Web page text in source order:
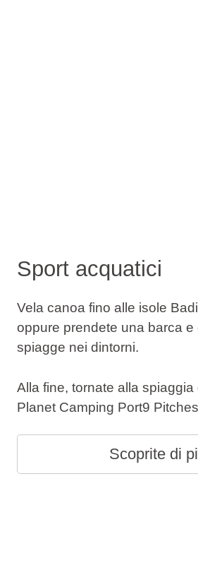
Sport acquatici
Vela canoa fino alle isole
oppure prendete una barca e
spiagge nei dintorni.
Alla fine, tornate alla
Planet Camping Port9
Scoprite di